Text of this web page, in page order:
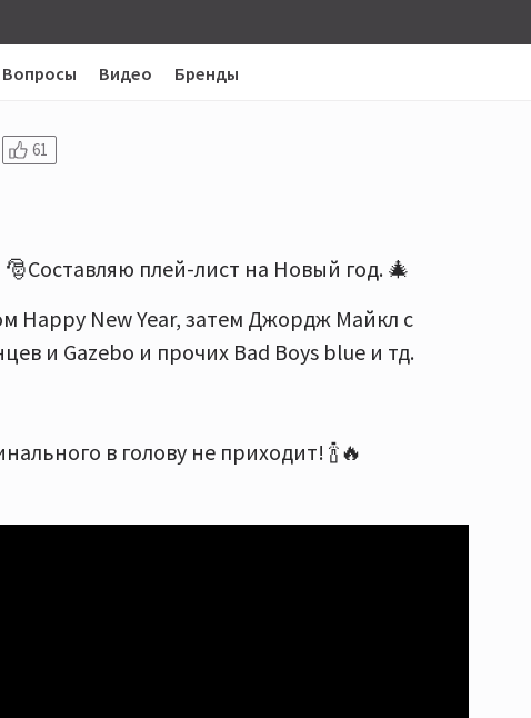
Вопросы Видео Бренды
61
плей-лист на Новый год. 🎄
Happy New Year, затем Джордж Майкл с
и Gazebo и прочих Bad Boys blue и тд.
в голову не приходит! 🍾🔥